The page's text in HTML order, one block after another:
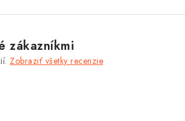
zákazníkmi
Zobraziť všetky recenzie